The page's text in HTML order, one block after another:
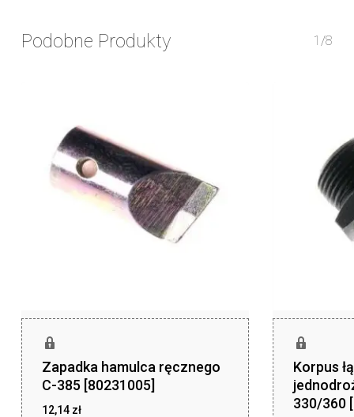
Podobne Produkty 1/8
Zapadka hamulca ręcznego
C-385 [80231005]
12,14 zł
Korpus
330/360